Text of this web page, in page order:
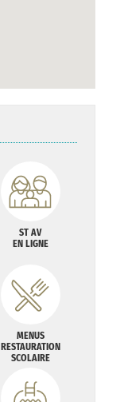
ST AV
EN LIGNE
MENUS
RESTAURATION
SCOLAIRE